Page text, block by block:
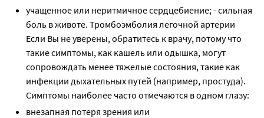
учащенное или неритмичное сердцебиение; - сильная
боль в животе. Тромбоэмболия легочной артерии
Если Вы не уверены, обратитесь к врачу, потому что
такие симптомы, как кашель или одышка, могут
сопровождать менее тяжелые состояния, такие как
инфекции дыхательных путей (например, простуда).
Симптомы наиболее часто отмечаются в одном глазу:
внезапная потеря зрения или